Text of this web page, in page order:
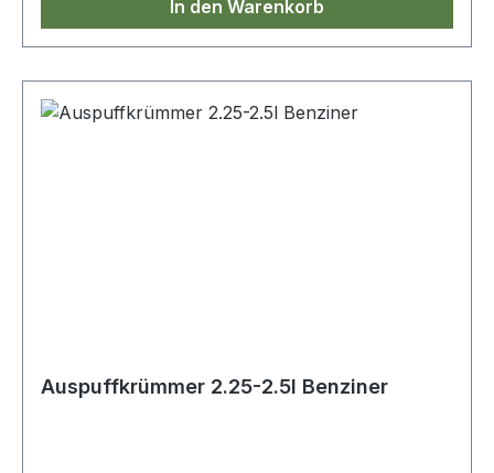
In den Warenkorb
Auspuffkrümmer 2.25-2.5l Benziner